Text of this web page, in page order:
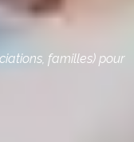
familles) pour